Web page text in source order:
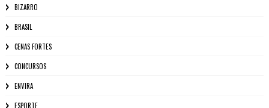
BIZARRO
BRASIL
CENAS FORTES
CONCURSOS
ENVIRA
ESPORTE